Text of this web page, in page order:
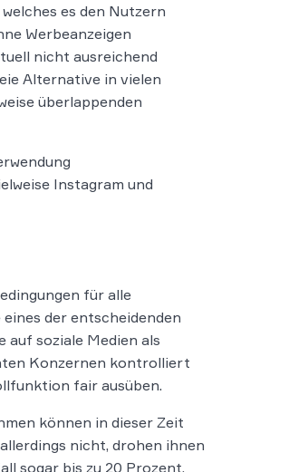
es den Nutzern
Werbeanzeigen
nicht ausreichend
Alternative in vielen
überlappenden
Instagram und
für alle
der entscheidenden
auf soziale Medien als
Konzernen kontrolliert
fair ausüben.
können in dieser Zeit
nicht, drohen ihnen
sogar bis zu 20 Prozent.